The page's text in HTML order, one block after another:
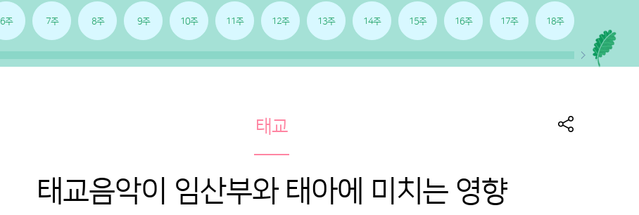
6주 7주 8주 9주 10주 11주 12주 13주 14주 15주 16주 17주 18주
태교
태교음악이 임산부와 태아에 미치는 영향